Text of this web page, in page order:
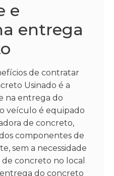
e
entrega
de contratar
Usinado é a
na entrega do
veículo é equipado
de concreto,
componentes de
sem a necessidade
concreto no local
entrega do concreto